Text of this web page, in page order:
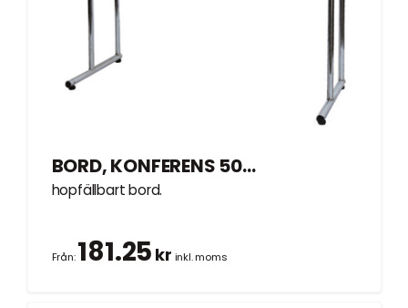
BORD, KONFERENS 50x120cm
hopfällbart bord.
Från:181.25 kr inkl. moms